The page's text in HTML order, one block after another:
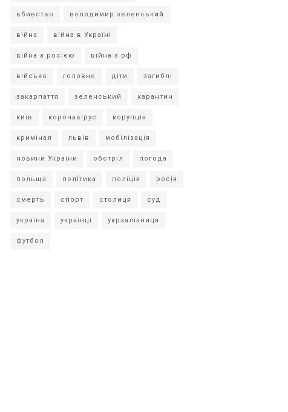
вбивство володимир зеленський
війна війна в Україні
війна з росією війна з рф
військо головне діти загиблі
закарпаття зеленський карантин
київ коронавірус корупція
кримінал львів мобілізація
новини України обстріл погода
польща політика поліція росія
смерть спорт столиця суд
україна українці укрзалізниця
футбол